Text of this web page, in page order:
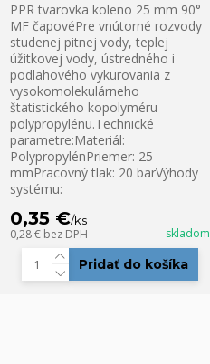
PPR tvarovka koleno 25 mm 90°
MF čapovéPre vnútorné rozvody
studenej pitnej vody, teplej
úžitkovej vody, ústredného i
podlahového vykurovania z
vysokomolekulárneho
štatistického kopolyméru
polypropylénu.Technické
parametre:Materiál:
PolypropylénPriemer: 25
mmPracovný tlak: 20 barVýhody
systému:
0,35 €/ks
0,28 € bez DPH skladom
Pridať do košíka